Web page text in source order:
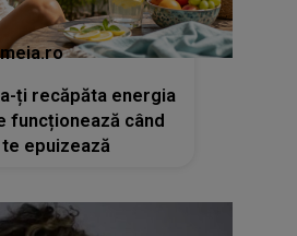
ți recăpăta energia
funcționează când
epuizează